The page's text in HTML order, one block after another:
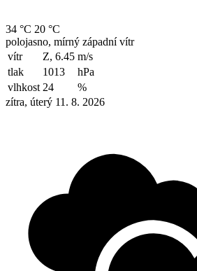
34 °C 20 °C
polojasno, mírný západní vítr
vítr
Z, 6.45 m/s
tlak
1013
hPa
vlhkost 24
%
zítra, úterý 11. 8. 2026